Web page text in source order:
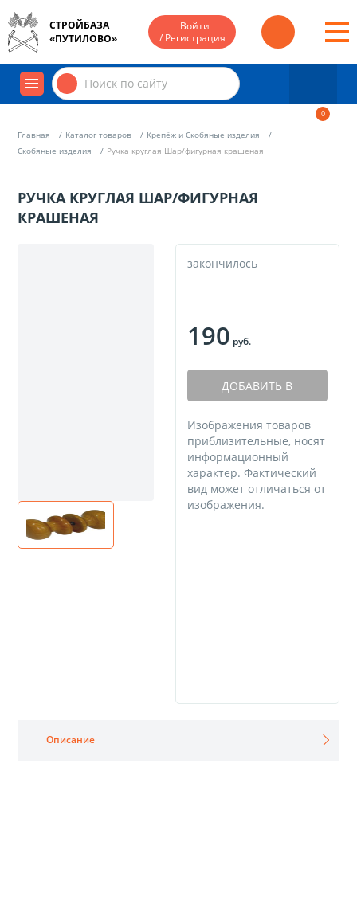
СТРОЙБАЗА
«ПУТИЛОВО»
Войти
/ Регистрация
0
Главная Каталог товаров
Крепёж и Скобяные изделия
Скобяные изделия
Ручка круглая Шар/фигурная крашеная
РУЧКА КРУГЛАЯ ШАР/ФИГУРНАЯ
КРАШЕНАЯ
закончилось
190 руб.
ДОБАВИТЬ В
Изображения товаров
приблизительные, носят
информационный
характер. Фактический
вид может отличаться от
изображения.
Описание